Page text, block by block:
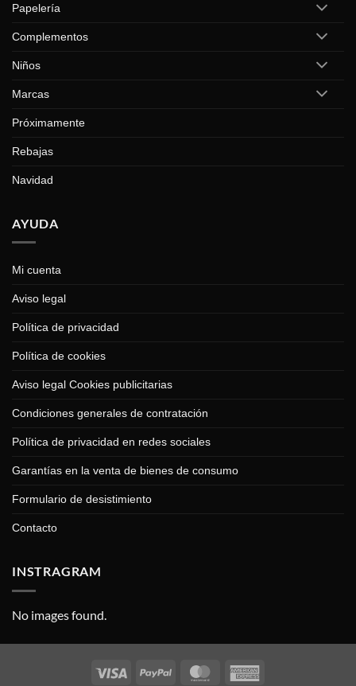
Papelería
Complementos
Niños
Marcas
Próximamente
Rebajas
Navidad
AYUDA
Mi cuenta
Aviso legal
Política de privacidad
Política de cookies
Aviso legal Cookies publicitarias
Condiciones generales de contratación
Política de privacidad en redes sociales
Garantías en la venta de bienes de consumo
Formulario de desistimiento
Contacto
INSTRAGRAM
No images found.
Visa PayPal MasterCard